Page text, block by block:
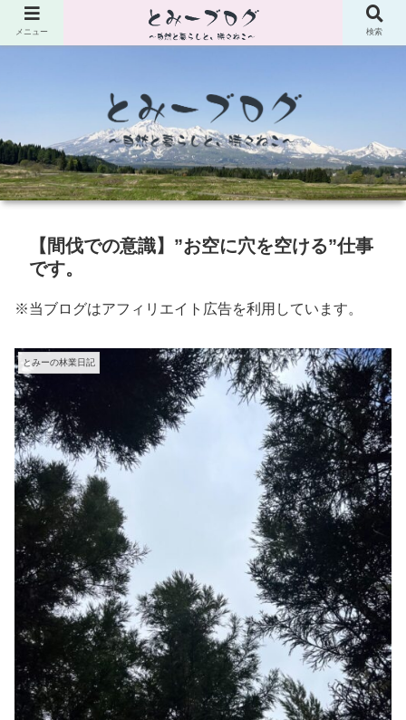
【間伐での意識】”お空に穴を空ける”仕事
です。
※当ブログはアフィリエイト広告を利用しています。
とみーの林業日記
メニュー 検索